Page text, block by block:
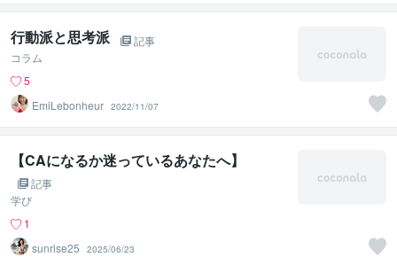
行動派と思考派
記事
コラム
5
EmiLebonheur 2022/11/07
【CAになるか迷っているあなたへ】
記事
学び
1
sunrise25
2025/06/23